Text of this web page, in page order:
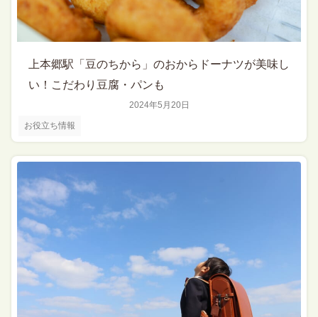
お役立ち情報
2024年5月20日
上本郷駅「豆のちから」のおからドーナツが美味し
い！こだわり豆腐・パンも